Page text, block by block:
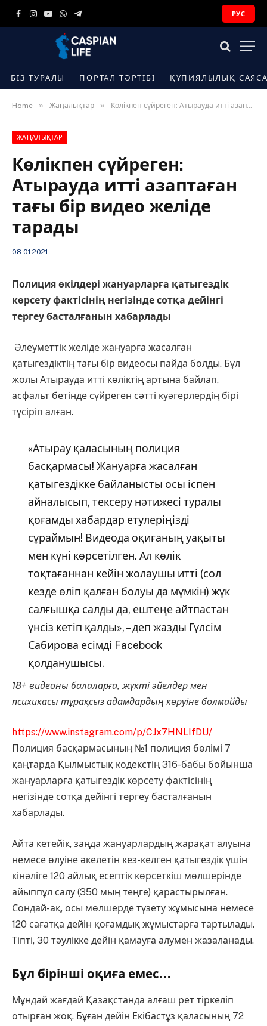
Facebook
Instagram
YouTube
WhatsApp
Telegram
РУС
БІЗ ТУРАЛЫ ПОРТАЛ ТӘРТІБІ ҚҰПИЯЛЫЛЫҚ
Home » Жаңалықтар » Көлікпен сүйреген: Атырауда итті азаптаған тағы бір видео желіде тарады
ЖАҢАЛЫҚТАР
Көлікпен сүйреген:
Атырауда итті азаптаған
тағы бір видео желіде
тарады
08.01.2021
Полиция өкілдері жануарларға қатыгездік
көрсету фактісінің негізінде сотқа дейінгі
тергеу басталғанын хабарлады
Әлеуметтік желіде жануарға жасалған
қатыгездіктің тағы бір видеосы пайда болды. Бұл
жолы Атырауда итті көліктің артына байлап,
асфальт бетінде сүйреген сәтті куәгерлердің бірі
түсіріп алған.
«Атырау қаласының полиция
басқармасы! Жануарға жасалған
қатыгездікке байланысты осы іспен
айналысып, тексеру нәтижесі туралы
қоғамды хабардар етулеріңізді
сұраймын! Видеода оқиғаның уақыты
мен күні көрсетілген. Ал көлік
тоқтағаннан кейін жолаушы итті (сол
кезде өліп қалған болуы да мүмкін) жүк
салғышқа салды да, ештеңе айтпастан
үнсіз кетіп қалды», – деп жазды Гүлсім
Сабирова есімді Facebook
қолданушысы.
18+ видеоны балаларға, жүкті әйелдер мен
психикасы тұрақсыз адамдардың көруіне болмайды
https://www.instagram.com/p/CJx7HNLIfDU/
Полиция басқармасының №1 полиция бөлімі 7
қаңтарда Қылмыстық кодекстің 316-бабы бойынша
жануарларға қатыгездік көрсету фактісінің
негізінде сотқа дейінгі тергеу басталғанын
хабарлады.
Айта кетейік, заңда жануарлардың жарақат алуына
немесе өлуіне әкелетін кез-келген қатыгездік үшін
кінәліге 120 айлық есептік көрсеткіш мөлшерінде
айыппұл салу (350 мың теңге) қарастырылған.
Сондай-ақ, осы мөлшерде түзету жұмысына немесе
120 сағатқа дейін қоғамдық жұмыстарға тартылады.
Тіпті, 30 тәулікке дейін қамауға алумен жазаланады.
Бұл бірінші оқиға емес…
Мұндай жағдай Қазақстанда алғаш рет тіркеліп
отырған жоқ. Бұған дейін Екібастұз қаласының 72